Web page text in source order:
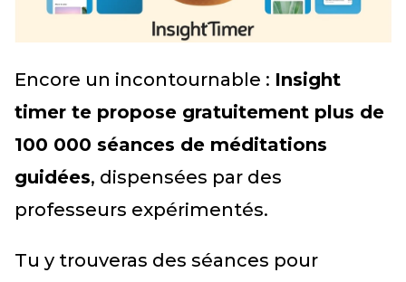
Encore un incontournable : Insight
timer te propose gratuitement plus de
100 000 séances de méditations
guidées, dispensées par des
professeurs expérimentés.
Tu y trouveras des séances pour